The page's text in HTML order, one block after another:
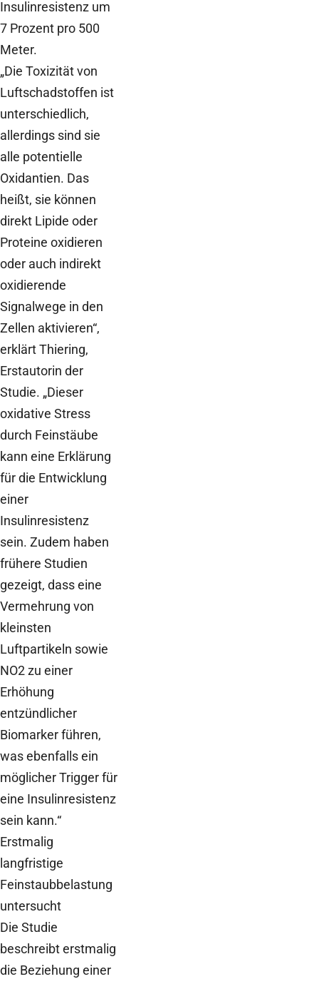
Insulinresistenz um
7 Prozent pro 500
Meter.
„Die Toxizität von
Luftschadstoffen ist
unterschiedlich,
allerdings sind sie
alle potentielle
Oxidantien. Das
heißt, sie können
direkt Lipide oder
Proteine oxidieren
oder auch indirekt
oxidierende
Signalwege in den
Zellen aktivieren“,
erklärt Thiering,
Erstautorin der
Studie. „Dieser
oxidative Stress
durch Feinstäube
kann eine Erklärung
für die Entwicklung
einer
Insulinresistenz
sein. Zudem haben
frühere Studien
gezeigt, dass eine
Vermehrung von
kleinsten
Luftpartikeln sowie
NO2 zu einer
Erhöhung
entzündlicher
Biomarker führen,
was ebenfalls ein
möglicher Trigger für
eine Insulinresistenz
sein kann.“
Erstmalig
langfristige
Feinstaubbelastung
untersucht
Die Studie
beschreibt erstmalig
die Beziehung einer